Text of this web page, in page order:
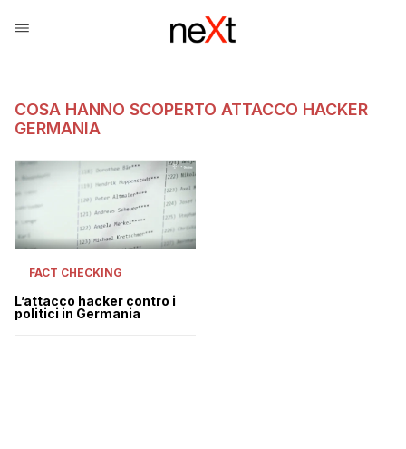
COSA HANNO SCOPERTO ATTACCO HACKER
GERMANIA
FACT CHECKING
L’attacco hacker contro i
politici in Germania